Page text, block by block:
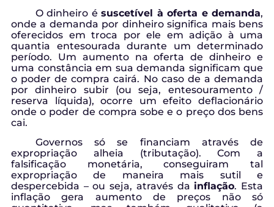
O dinheiro ésuscetível à oferta e demanda,
onde a demanda por dinheiro significa mais bens
oferecidos em troca por ele em adição à uma
quantia entesourada durante um determinado
período. Um aumento na oferta de dinheiro e
uma constância em sua demanda significam que
o poder de compra cairá. No caso de a demanda
por dinheiro subir (ou seja, entesouramento /
reserva líquida), ocorre um efeito deflacionário
onde o poder de compra sobe e o preço dos bens
cai.
Governos só se financiam através de
expropriação alheia (tributação). Com a
falsificação monetária, conseguiram tal
expropriação de maneira mais sutil e
despercebida – ou seja, através da inflação. Esta
inflação gera aumento de preços não só